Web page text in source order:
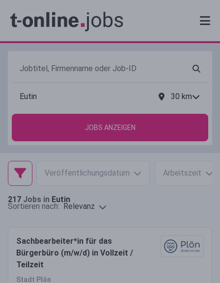
30 km
JOBS ANZEIGEN
Veröffentlichungsdatum Arbeitszeit
217 Jobs in Eutin
Sortieren nach: Relevanz
Sachbearbeiter*in für das
Bürgerbüro (m/w/d) in Vollzeit /
Teilzeit
Stadt Plön